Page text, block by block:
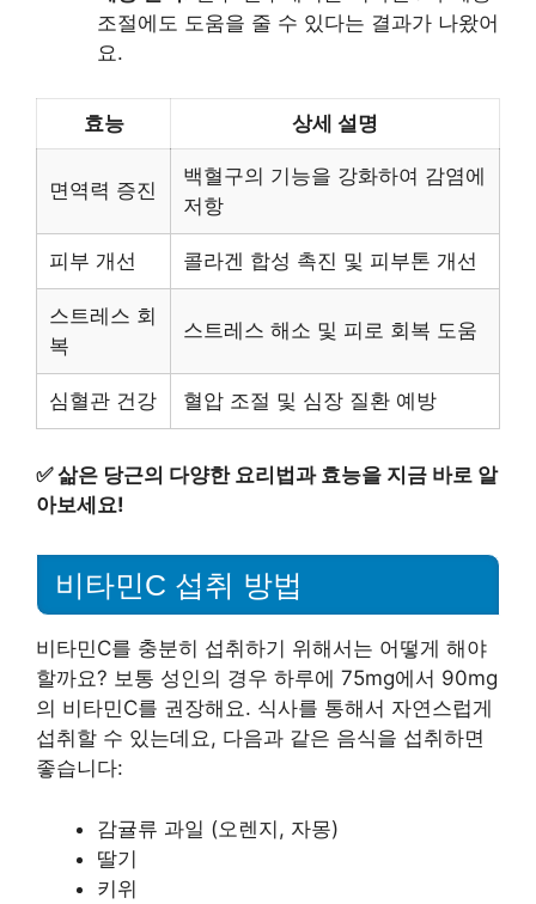
조절에도 도움을 줄 수 있다는 결과가 나왔어
요.
효능 상세 설명
면역력 증진
백혈구의 기능을 강화하여 감염에
저항
피부 개선 콜라겐 합성 촉진 및 피부톤 개선
스트레스 회
복
스트레스 해소 및 피로 회복 도움
심혈관 건강 혈압 조절 및 심장 질환 예방
✅삶은 당근의 다양한 요리법과 효능을 지금 바로 알
아보세요!
비타민C 섭취 방법
비타민C를 충분히 섭취하기 위해서는 어떻게 해야
할까요? 보통 성인의 경우 하루에 75mg에서 90mg
의 비타민C를 권장해요. 식사를 통해서 자연스럽게
섭취할 수 있는데요, 다음과 같은 음식을 섭취하면
좋습니다:
감귤류 과일 (오렌지, 자몽)
딸기
키위